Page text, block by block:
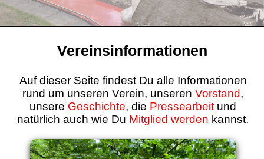
Vereinsinformationen
Auf dieser Seite findest Du alle Informationen
rund um unseren Verein, unserenVorstand,
unsere Geschichte, die Pressearbeit und
natürlich auch wie Du Mitglied werden kannst.